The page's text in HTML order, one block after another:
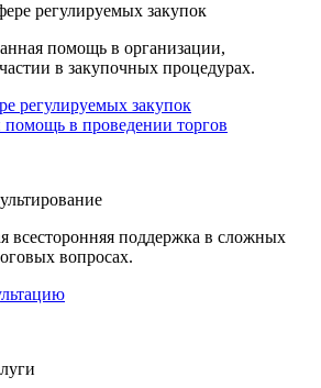
регулируемых закупок
помощь в организации,
в закупочных процедурах.
регулируемых закупок
помощь в проведении торгов
всесторонняя поддержка в сложных
вопросах.